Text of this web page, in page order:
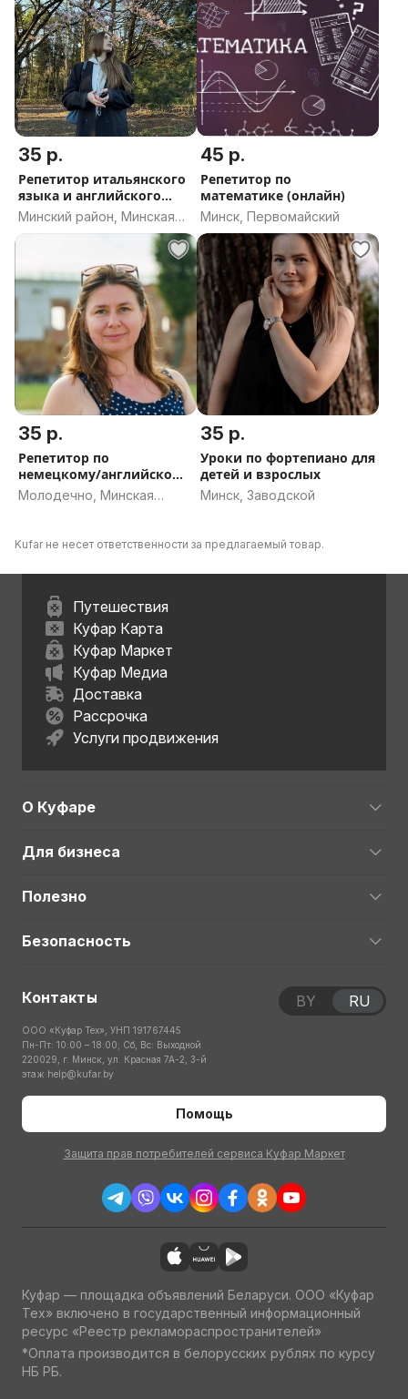
35 р.
Репетитор итальянского
языка и английского
языка
Минский район, Минская
область
45 р.
Репетитор по
математике (онлайн)
Минск, Первомайский
35 р.
Репетитор по
немецкому/английском
языку
Молодечно, Минская
35 р.
Уроки по фортепиано для
детей и взрослых
Минск, Заводской
Kufar не несет ответственности за предлагаемый товар.
Путешествия
Куфар Карта
Куфар Маркет
Куфар Медиа
Доставка
Рассрочка
Услуги продвижения
О Куфаре
Для бизнеса
Полезно
Безопасность
Контакты
ООО «Куфар Тех», УНП 191767445
Пн-Пт: 10:00 – 18:00; Сб, Вс: Выходной
220029, г. Минск, ул. Красная 7А-2, 3-й
этаж help@kufar.by
Помощь
Защита прав потребителей сервиса Куфар Маркет
BY RU
Куфар — площадка объявлений Беларуси. ООО «Куфар
Тех» включено в государственный информационный
ресурс «Реестр рекламораспространителей»
*Оплата производится в белорусских рублях по курсу
НБ РБ.